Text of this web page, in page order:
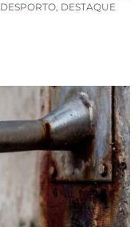
DESPORTO, DESTAQUE